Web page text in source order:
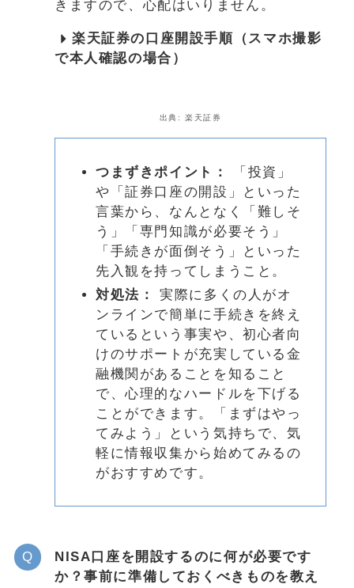
きますので、心配はいりません。
楽天証券の口座開設手順（スマホ撮影
で本人確認の場合）
出典: 楽天証券
つまずきポイント：
「投資」
や「証券口座の開設」といった
言葉から、なんとなく「難しそ
う」「専門知識が必要そう」
「手続きが面倒そう」といった
先入観を持ってしまうこと。
対処法：
実際に多くの人がオ
ンラインで簡単に手続きを終え
ているという事実や、初心者向
けのサポートが充実している金
融機関があることを知ること
で、心理的なハードルを下げる
ことができます。「まずはやっ
てみよう」という気持ちで、気
軽に情報収集から始めてみるの
がおすすめです。
NISA口座を開設するのに何が必要です
か？事前に準備しておくべきものを教え